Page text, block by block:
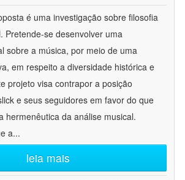
é uma investigação sobre filosofia
Pretende-se desenvolver uma
sobre a música, por meio de uma
em respeito a diversidade histórica e
projeto visa contrapor a posição
e seus seguidores em favor do que
hermenêutica da análise musical.
a...
leia mais